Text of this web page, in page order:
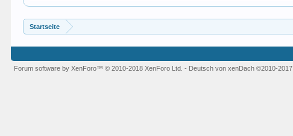
Startseite
Forum software by XenForo™© 2010-2018 XenForo Ltd. - Deutsch von xenDach©2010-2017